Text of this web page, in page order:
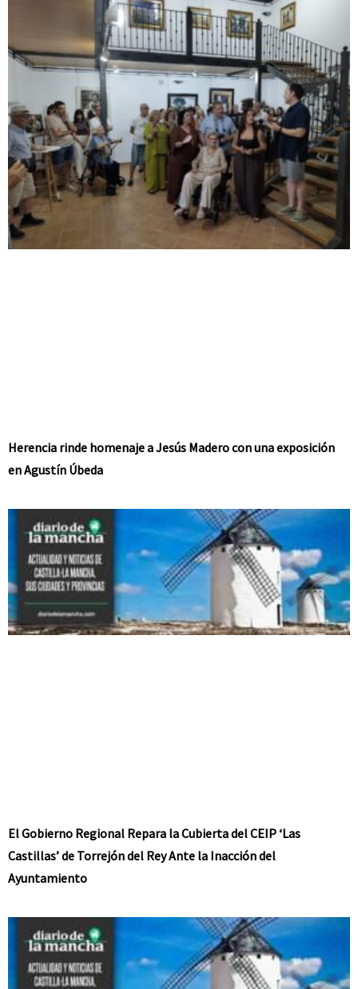
Herencia rinde homenaje a Jesús Madero con una exposición
en Agustín Úbeda
El Gobierno Regional Repara la Cubierta del CEIP ‘Las
Castillas’ de Torrejón del Rey Ante la Inacción del
Ayuntamiento